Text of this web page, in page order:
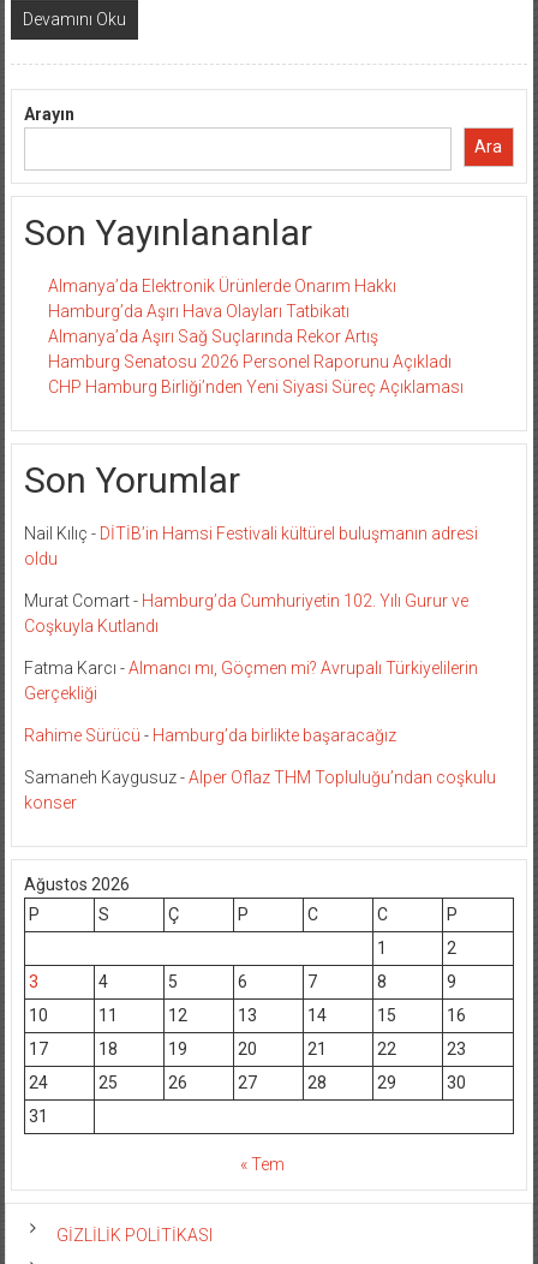
Devamını Oku
Arayın
Ara
Son Yayınlananlar
Almanya’da Elektronik Ürünlerde Onarım Hakkı
Hamburg’da Aşırı Hava Olayları Tatbikatı
Almanya’da Aşırı Sağ Suçlarında Rekor Artış
Hamburg Senatosu 2026 Personel Raporunu Açıkladı
CHP Hamburg Birliği’nden Yeni Siyasi Süreç Açıklaması
Son Yorumlar
Nail Kılıç - DİTİB’in Hamsi Festivali kültürel buluşmanın adresi
oldu
Murat Comart- Hamburg’da Cumhuriyetin 102. Yılı Gurur ve
Coşkuyla Kutlandı
Fatma Karcı -Almancı mı, Göçmen mi? Avrupalı Türkiyelilerin
Gerçekliği
Rahime Sürücü - Hamburg’da birlikte başaracağız
Samaneh Kaygusuz-Alper Oflaz THM Topluluğu’ndan coşkulu
konser
Ağustos 2026
P
S Ç P C C
P
1
2
3
4 5 6 7 8
9
10
11 12 13 14 15
16
17
18 19 20 21 22
23
24
25 26 27 28 29
30
31
« Tem
GİZLİLİK POLİTİKASI